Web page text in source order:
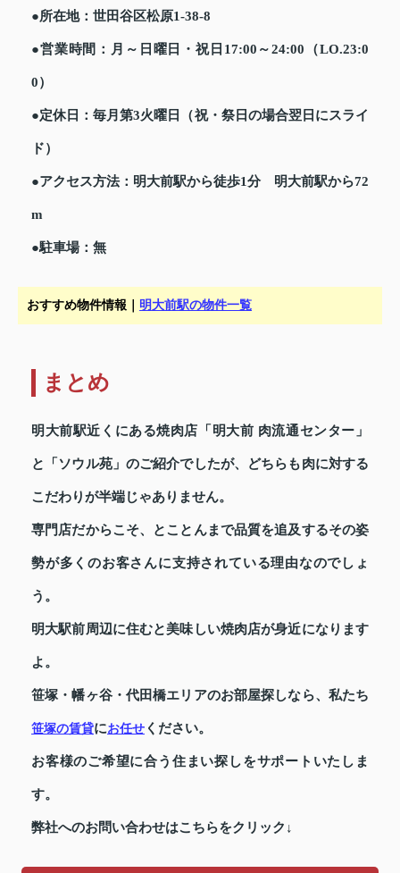
●所在地：世田谷区松原1-38-8
●営業時間：月～日曜日・祝日17:00～24:00（LO.23:0
0）
●定休日：毎月第3火曜日（祝・祭日の場合翌日にスライ
ド）
●アクセス方法：明大前駅から徒歩1分 明大前駅から72
m
●駐車場：無
おすすめ物件情報｜ 明大前駅の物件一覧
まとめ
明大前駅近くにある焼肉店「明大前 肉流通センター」
と「ソウル苑」のご紹介でしたが、どちらも肉に対する
こだわりが半端じゃありません。
専門店だからこそ、とことんまで品質を追及するその姿
勢が多くのお客さんに支持されている理由なのでしょ
う。
明大駅前周辺に住むと美味しい焼肉店が身近になります
よ。
笹塚・幡ヶ谷・代田橋エリアのお部屋探しなら、私たち
笹塚の賃貸にお任せ ください。
お客様のご希望に合う住まい探しをサポートいたしま
す。
弊社へのお問い合わせはこちらをクリック↓